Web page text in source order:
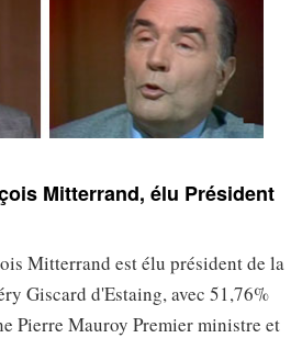
Mitterrand, élu Président
Mitterrand est élu président de la
Giscard d'Estaing, avec 51,76%
Pierre Mauroy Premier ministre et